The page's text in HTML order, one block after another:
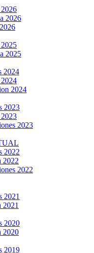
2026
2025
2024
2024
2023
2023
2022
2022
2022
2021
2021
2020
2020
2019